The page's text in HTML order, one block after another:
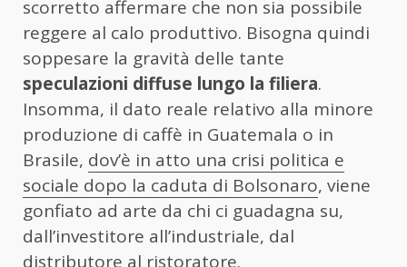
scorretto affermare che non sia possibile
reggere al calo produttivo. Bisogna quindi
soppesare la gravità delle tante
speculazioni diffuse lungo la filiera.
Insomma, il dato reale relativo alla minore
produzione di caffè in Guatemala o in
Brasile, dov’è in atto una crisi politica e
sociale dopo la caduta di Bolsonaro, viene
gonfiato ad arte da chi ci guadagna su,
dall’investitore all’industriale, dal
distributore al ristoratore.